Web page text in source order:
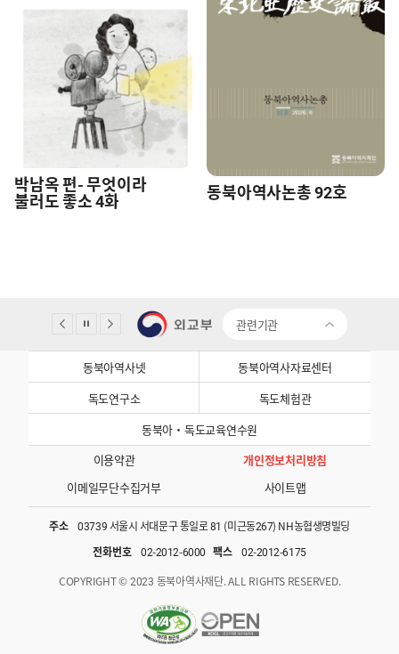
박남옥 편- 무엇이라
불러도 좋소 4화 동북아역사논총 92호
관련기관
동북아역사넷
동북아역사자료센터
독도연구소
독도체험관
동북아·독도교육연수원
이용약관
개인정보처리방침
이메일무단수집거부
사이트맵
주소
03739 서울시 서대문구 통일로 81 (미근동267) NH농협생명빌딩
전화번호
02-2012-6000 팩스
02-2012-6175
COPYRIGHT © 2023 동북아역사재단. ALL RIGHTS RESERVED.